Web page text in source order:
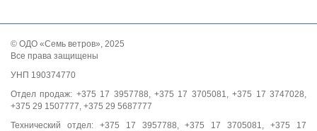
© ОДО «Семь ветров», 2025
Все права защищены
УНП 190374770
Отдел продаж: +375 17 3957788, +375 17 3705081, +375 17 3747028,
+375 29 1507777, +375 29 5687777
Технический отдел: +375 17 3957788, +375 17 3705081, +375 17